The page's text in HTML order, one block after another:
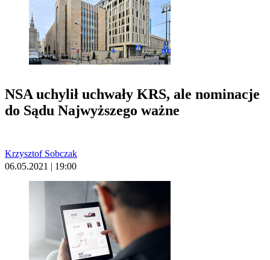
NSA uchylił uchwały KRS, ale nominacje
do Sądu Najwyższego ważne
Krzysztof Sobczak
06.05.2021 | 19:00